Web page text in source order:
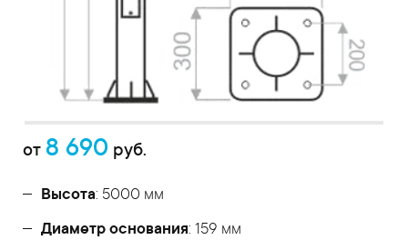
от 8 690 руб.
Высота: 5000 мм
Диаметр основания: 159 мм